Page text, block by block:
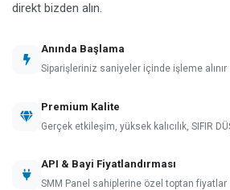
direkt bizden alın.
Anında Başlama
Siparişleriniz saniyeler içinde işleme alınır
Premium Kalite
Gerçek etkileşim, yüksek kalıcılık, SIFIR
API & Bayi Fiyatlandırması
SMM Panel sahiplerine özel toptan fiyatlar